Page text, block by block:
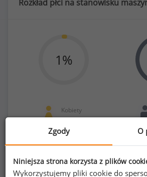
Rozkład płci na stanowisku
1%
Kobiety
1
Zgody O
Niniejsza strona korzysta z plików
Wykorzystujemy pliki cookie do